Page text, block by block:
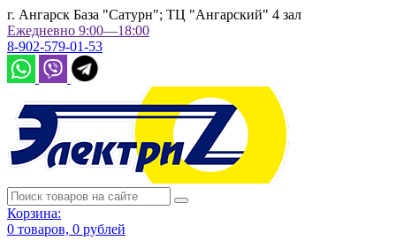
г. Ангарск База "Сатурн"; ТЦ "Ангарский" 4 зал
Ежедневно 9:00—18:00
8-902-579-01-53
Корзина:
0 товаров, 0 рублей